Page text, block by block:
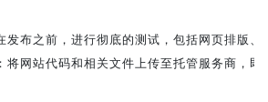
之前，进行彻底的测试，包括网页排版、
站代码和相关文件上传至托管服务商，即